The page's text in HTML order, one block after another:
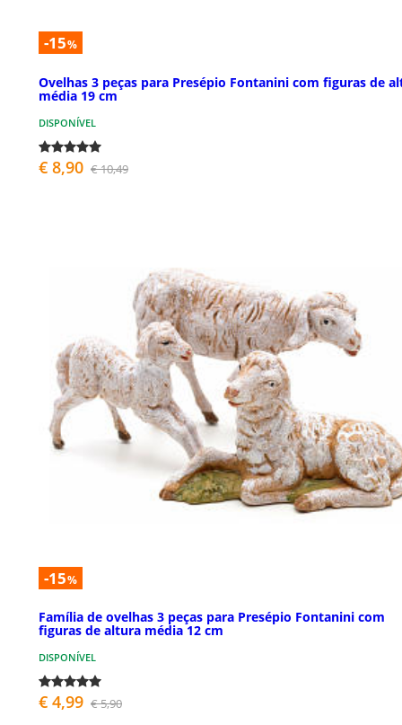
-15%
Ovelhas 3 peças para Presépio Fontanini com figuras de
média 19 cm
DISPONÍVEL
€ 8,90 € 10,49
-15%
Família de ovelhas 3 peças para Presépio Fontanini com
figuras de altura média 12 cm
DISPONÍVEL
€ 4,99 € 5,90